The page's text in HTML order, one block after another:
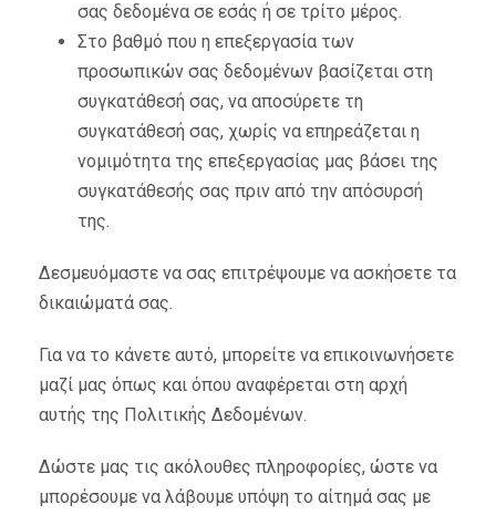
σας δεδομένα σε εσάς ή σε τρίτο μέρος.
Στο βαθμό που η επεξεργασία των
προσωπικών σας δεδομένων βασίζεται στη
συγκατάθεσή σας, να αποσύρετε τη
συγκατάθεσή σας, χωρίς να επηρεάζεται η
νομιμότητα της επεξεργασίας μας βάσει της
συγκατάθεσής σας πριν από την απόσυρσή
της.
Δεσμευόμαστε να σας επιτρέψουμε να ασκήσετε τα
δικαιώματά σας.
Για να το κάνετε αυτό, μπορείτε να επικοινωνήσετε
μαζί μας όπως και όπου αναφέρεται στη αρχή
αυτής της Πολιτικής Δεδομένων.
Δώστε μας τις ακόλουθες πληροφορίες, ώστε να
μπορέσουμε να λάβουμε υπόψη το αίτημά σας με